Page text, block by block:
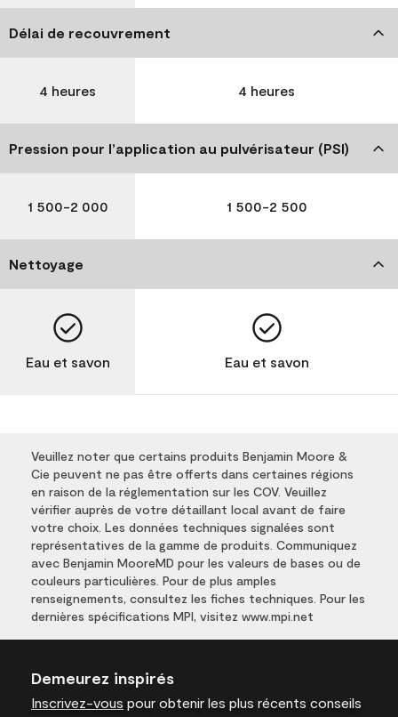
Délai de recouvrement
4 heures 4 heures
Pression pour l’application au pulvérisateur (PSI)
1 500-2 000 1 500-2 500
Nettoyage
Eau et savon Eau et savon
Veuillez noter que certains produits Benjamin Moore &
Cie peuvent ne pas être offerts dans certaines régions
en raison de la réglementation sur les COV. Veuillez
vérifier auprès de votre détaillant local avant de faire
votre choix. Les données techniques signalées sont
représentatives de la gamme de produits. Communiquez
avec Benjamin MooreMD pour les valeurs de bases ou de
couleurs particulières. Pour de plus amples
renseignements, consultez les fiches techniques. Pour les
dernières spécifications MPI, visitez www.mpi.net
Demeurez inspirés
Inscrivez-vous pour obtenir les plus récents conseils